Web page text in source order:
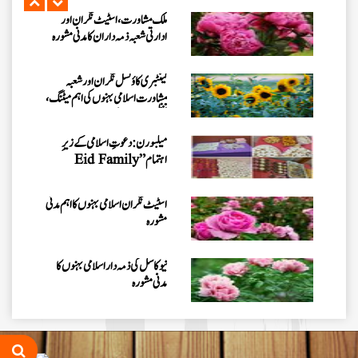
ملک مشاورت، اسٹیٹ نگران اور
ادارتی شعبہ ذمہ داران کا مدنی مشورہ
کینٹبری کاؤنسل نگران اور شعبہ
مشاورت اسلامی بہنوں کی اہم میٹنگ،
میلبورن: دعوتِ اسلامی کے زیرِ
اہتمام ”Eid Family
اسٹیٹ نگران اسلامی بہنوں کا اہم مدنی
مشورہ
نیو کاسل کی ذمہ دار اسلامی بہنوں کا
مدنی مشورہ
سڈنی نگران کے ہمراہ اہم مدنی مشورہ